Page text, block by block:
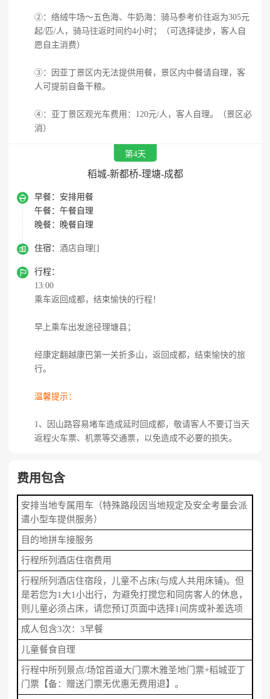
②：络绒牛场～五色海、牛奶海：骑马参考价往返为305元
起/匹/人，骑马往返时间约4小时；（可选择徒步，客人自
愿自主消费）
③：因亚丁景区内无法提供用餐，景区内中餐请自理，客
人可提前自备干粮。
④：亚丁景区观光车费用：120元/人，客人自理。（景区必
消）
第4天
稻城-新都桥-理塘-成都
 早餐： 安排用餐
午餐： 午餐自理
晚餐：
晚餐自理
 住宿： 酒店自理[]

行程：
13:00
乘车返回成都，结束愉快的行程！
早上乘车出发途径理塘县；
经康定翻越康巴第一关折多山，返回成都，结束愉快的旅
行。
温馨提示：
1、因山路容易堵车造成延时回成都，敬请客人不要订当天
返程火车票、机票等交通票，以免造成不必要的损失。
费用包含
安排当地专属用车（特殊路段因当地规定及安全考量会派
遣小型车提供服务）
目的地拼车接服务
行程所列酒店住宿费用
行程所列酒店住宿段，儿童不占床(与成人共用床铺)。但
是若您为1大1小出行，为避免打搅您和同房客人的休息，
则儿童必须占床，请您预订页面中选择1间房或补差选项
成人包含3次：3早餐
儿童餐食自理
行程中所列景点/场馆首道大门票木雅圣地门票+稻城亚丁
门票【备：赠送门票无优惠无费用退】。